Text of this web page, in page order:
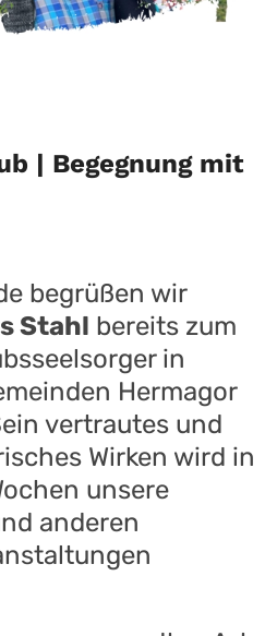
| Begegnung mit
begrüßen wir
Stahl bereits zum
in
Hermagor
vertrautes und
Wirken wird in
unsere
anderen